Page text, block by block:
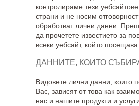
контролираме тези
страни и не носим отговорност
обработват лични данни.
да прочетете известието за
всеки уебсайт, който
ДАННИТЕ, КОИТО
Видовете лични данни, които
Вас, зависят от това как
нас и нашите продукти и